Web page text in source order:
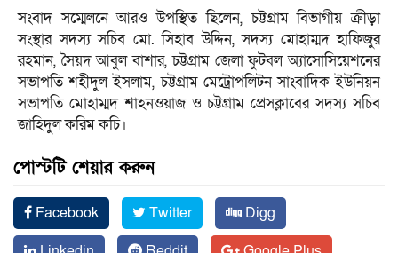
সংবাদ সম্মেলনে আরও উপস্থিত ছিলেন, চট্টগ্রাম বিভাগীয় ক্রীড়া
সংস্থার সদস্য সচিব মো. সিহাব উদ্দিন, সদস্য মোহাম্মদ হাফিজুর
রহমান, সৈয়দ আবুল বাশার, চট্টগ্রাম জেলা ফুটবল অ্যাসোসিয়েশনের
সভাপতি শহীদুল ইসলাম, চট্টগ্রাম মেট্রোপলিটন সাংবাদিক ইউনিয়ন
সভাপতি মোহাম্মদ শাহনওয়াজ ও চট্টগ্রাম প্রেসক্লাবের সদস্য সচিব
জাহিদুল করিম কচি।
পোস্টটি শেয়ার করুন
Facebook Twitter
Digg